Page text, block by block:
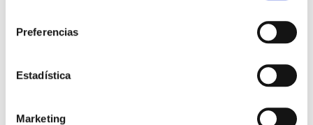
Preferencias
Estadística
Marketing